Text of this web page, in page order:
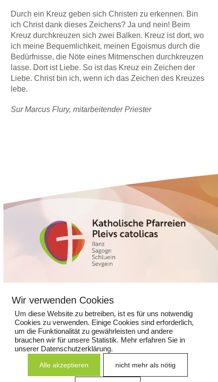
Durch ein Kreuz geben sich Christen zu erkennen. Bin
ich Christ dank dieses Zeichens? Ja und nein! Beim
Kreuz durchkreuzen sich zwei Balken. Kreuz ist dort, wo
ich meine Bequemlichkeit, meinen Egoismus durch die
Bedürfnisse, die Nöte eines Mitmenschen durchkreuzen
lasse. Dort ist Liebe. So ist das Kreuz ein Zeichen der
Liebe. Christ bin ich, wenn ich das Zeichen des Kreuzes
lebe.
Sur Marcus Flury, mitarbeitender Priester
7130 Ilanz
081 925 14 13
kathpfarramtilanz@kns.ch
Wir verwenden Cookies
Um diese Website zu betreiben, ist es für uns notwendig
Cookies zu verwenden. Einige Cookies sind erforderlich,
um die Funktionalität zu gewährleisten und andere
brauchen wir für unsere Statistik. Mehr erfahren Sie in
unserer Datenschutzerklärung.
Alle akzeptieren nicht mehr als nötig